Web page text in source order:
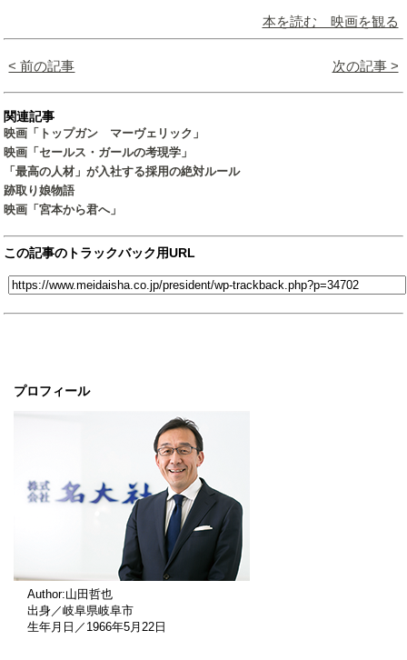
プロフィール
Author:山田哲也
出身／岐阜県岐阜市
生年月日／1966年5月22日
本を読む 映画を観る
< 前の記事 次の記事 >
関連記事
映画「トップガン マーヴェリック」
映画「セールス・ガールの考現学」
「最高の人材」が入社する採用の絶対ルール
跡取り娘物語
映画「宮本から君へ」
この記事のトラックバック用URL